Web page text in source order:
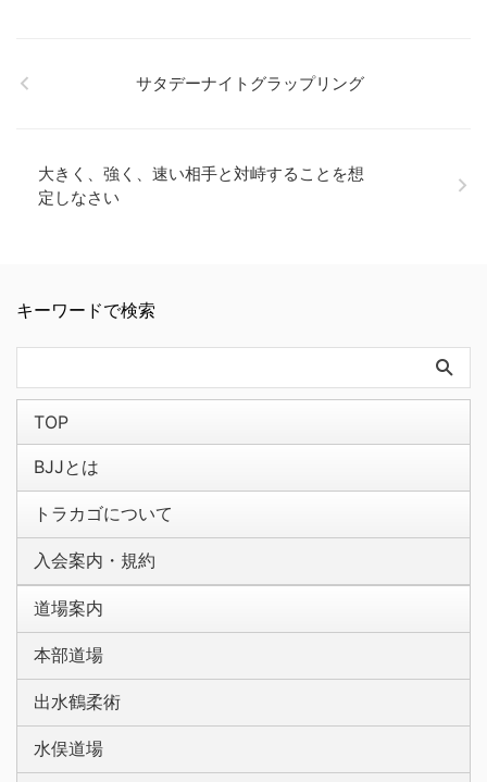
サタデーナイトグラップリング
大きく、強く、速い相手と対峙することを想
定しなさい
キーワードで検索
TOP
BJJとは
トラカゴについて
入会案内・規約
道場案内
本部道場
出水鶴柔術
水俣道場